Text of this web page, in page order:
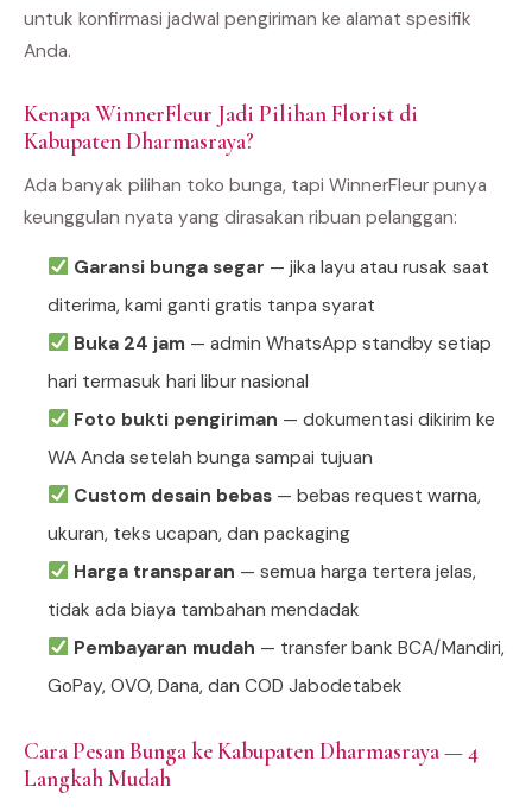
untuk konfirmasi jadwal pengiriman ke alamat spesifik
Anda.
Kenapa WinnerFleur Jadi Pilihan Florist di
Kabupaten Dharmasraya?
Ada banyak pilihan toko bunga, tapi WinnerFleur punya
keunggulan nyata yang dirasakan ribuan pelanggan:
Garansi bunga segar — jika layu atau rusak saat
diterima, kami ganti gratis tanpa syarat
Buka 24 jam— admin WhatsApp standby setiap
hari termasuk hari libur nasional
Foto bukti pengiriman — dokumentasi dikirim ke
WA Anda setelah bunga sampai tujuan
Custom desain bebas— bebas request warna,
ukuran, teks ucapan, dan packaging
Harga transparan — semua harga tertera jelas,
tidak ada biaya tambahan mendadak
Pembayaran mudah — transfer bank BCA/Mandiri,
GoPay, OVO, Dana, dan COD Jabodetabek
Cara Pesan Bunga ke Kabupaten Dharmasraya — 4
Langkah Mudah